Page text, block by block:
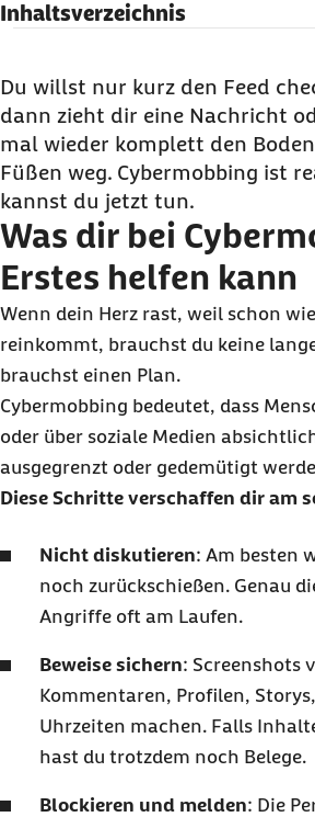
Inhaltsverzeichnis
kann
Woran du Cybermobbing sofort
Welche Rechte du bei
Warum Menschen online
Was Cybermobbing mit dir
Wie du dich gegen
kannst
Wie du helfen kannst, wenn
Cybermobbing betroffen sind
Was Eltern und Bezugspersonen
Cybermobbing tun können
Cybermobbing: Häufige Fragen
Du willst nur kurz den Feed
dann zieht dir eine Nachricht
mal wieder komplett den
Füßen weg. Cybermobbing ist
kannst du jetzt tun.
Was dir bei
Erstes helfen kann
Wenn dein Herz rast, weil schon
reinkommt, brauchst du keine
brauchst einen Plan.
Cybermobbing bedeutet, dass
oder über soziale Medien
ausgegrenzt oder gedemütigt
Diese Schritte verschaffen dir am
Nicht diskutieren: Am besten
noch zurückschießen. Genau
Angriffe oft am Laufen.
Beweise sichern: Screenshots
Kommentaren, Profilen,
Uhrzeiten machen. Falls
hast du trotzdem noch Belege.
Blockieren und melden: Die